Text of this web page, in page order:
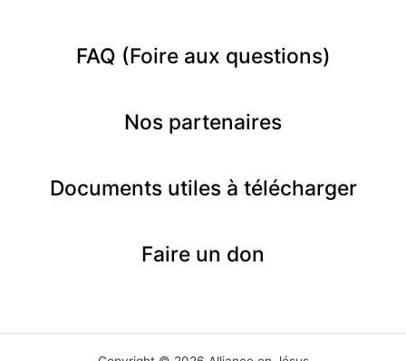
FAQ (Foire aux questions)
Nos partenaires
Documents utiles à télécharger
Faire un don